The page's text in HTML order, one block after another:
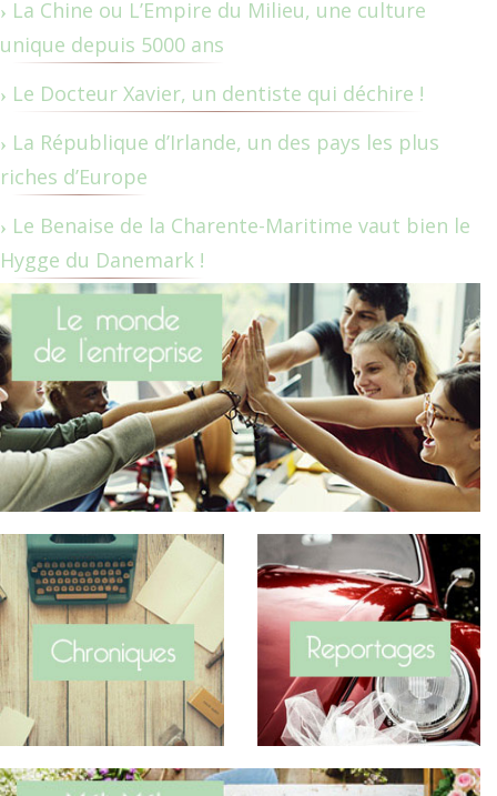
La Chine ou L’Empire du Milieu, une culture
unique depuis 5000 ans
Le Docteur Xavier, un dentiste qui déchire !
La République d’Irlande, un des pays les plus
riches d’Europe
Le Benaise de la Charente-Maritime vaut bien le
Hygge du Danemark !